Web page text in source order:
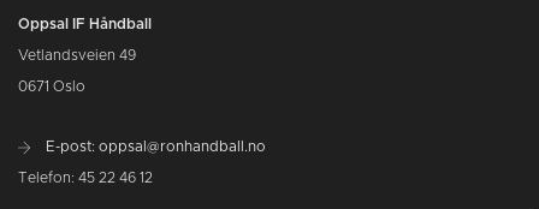
Oppsal IF Håndball
Vetlandsveien 49
0671 Oslo
E-post: oppsal@ronhandball.no
Telefon: 45 22 46 12